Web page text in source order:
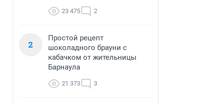
23 475 2
2
Простой рецепт
шоколадного брауни с
кабачком от жительницы
Барнаула
21 373 3